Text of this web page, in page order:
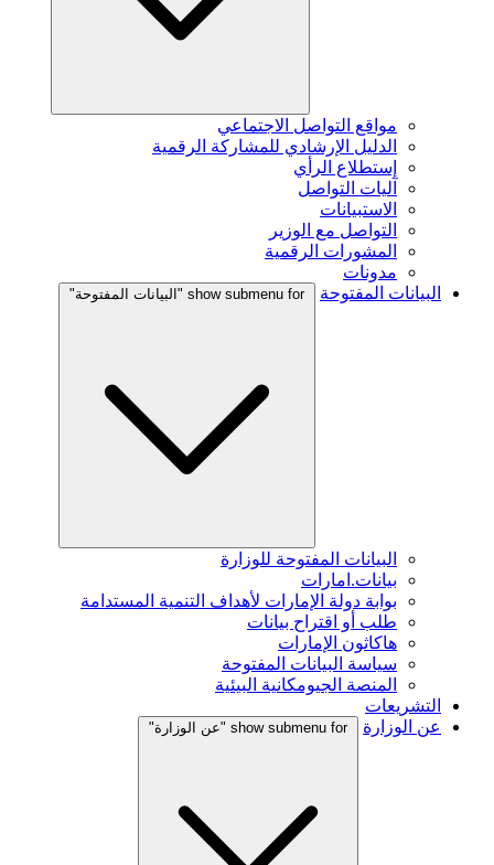
مواقع التواصل الاجتماعي
الدليل الإرشادي للمشاركة الرقمية
إستطلاع الرأي
آليات التواصل
الاستبيانات
التواصل مع الوزير
المشورات الرقمية
مدونات
البيانات المفتوحة
show submenu for "البيانات المفتوحة"
البيانات المفتوحة للوزارة
بيانات.امارات
بوابة دولة الإمارات لأهداف التنمية المستدامة
طلب أو اقتراح بيانات
هاكاثون الإمارات
سياسة البيانات المفتوحة
المنصة الجيومكانية البيئية
التشريعات
عن الوزارة
show submenu for "عن الوزارة"